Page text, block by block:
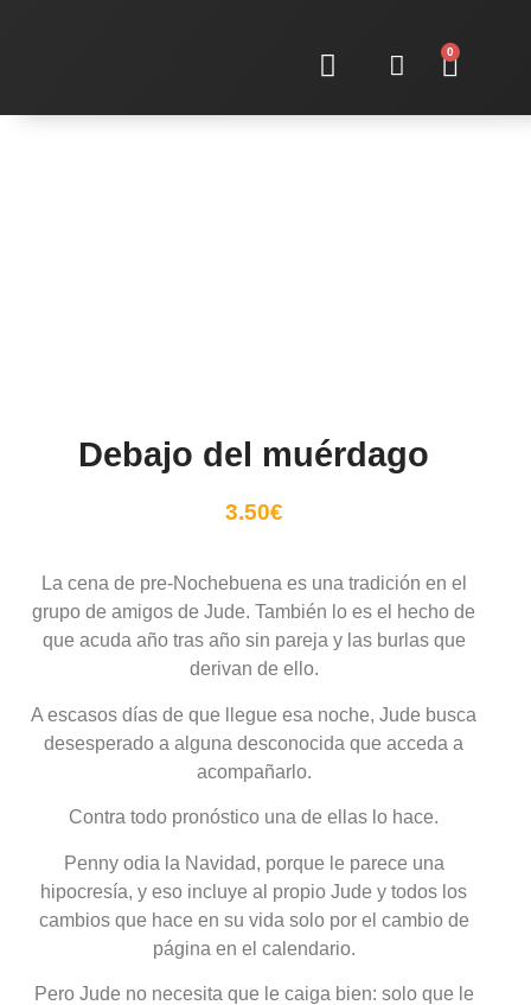
0
Debajo del muérdago
3.50€
La cena de pre-Nochebuena es una tradición en el
grupo de amigos de Jude. También lo es el hecho de
que acuda año tras año sin pareja y las burlas que
derivan de ello.
A escasos días de que llegue esa noche, Jude busca
desesperado a alguna desconocida que acceda a
acompañarlo.
Contra todo pronóstico una de ellas lo hace.
Penny odia la Navidad, porque le parece una
hipocresía, y eso incluye al propio Jude y todos los
cambios que hace en su vida solo por el cambio de
página en el calendario.
Pero Jude no necesita que le caiga bien: solo que le